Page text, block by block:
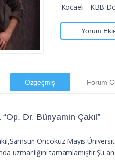
Kocaeli - KBB
Yorum
Özgeçmiş Forum
Dr. Bünyamin Çakıl”
Ondokuz Mayıs
uzmanlığını